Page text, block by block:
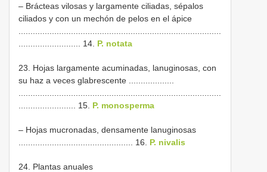
– Brácteas vilosas y largamente ciliadas, sépalos
ciliados y con un mechón de pelos en el ápice
.......................... 14. P. notata
23. Hojas largamente acuminadas, lanuginosas, con
su haz a veces glabrescente ...................
........................ 15. P. monosperma
– Hojas mucronadas, densamente lanuginosas
................................................ 16. P. nivalis
24. Plantas anuales